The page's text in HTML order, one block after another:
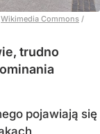
Wikimedia Commons /
trudno
pojawiają się